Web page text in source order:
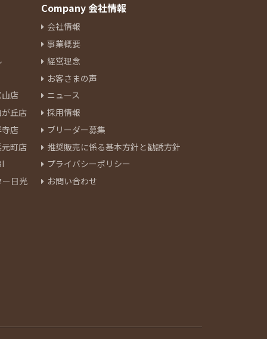
店
丘店
店
町店
日光
Company 会社情報
会社情報
事業概要
経営理念
お客さまの声
ニュース
採用情報
ブリーダー募集
推奨販売に係る基本方針と勧誘方針
プライバシーポリシー
お問い合わせ